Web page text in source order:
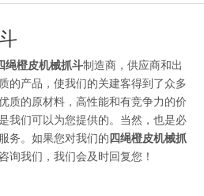
绳橙皮机械抓斗制造商，供应商和出
的产品，使我们的关建客得到了众多
质的原材料，高性能和有竞争力的价
我们可以为您提供的。当然，也是必
务。如果您对我们的 四绳橙皮机械抓
询我们，我们会及时回复您！